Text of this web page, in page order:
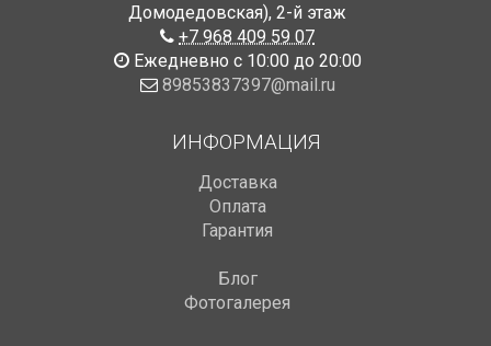
Домодедовская), 2-й этаж
+7 968 409 59 07
Ежедневно с 10:00 до 20:00
89853837397@mail.ru
ИНФОРМАЦИЯ
Доставка
Оплата
Гарантия
Блог
Фотогалерея